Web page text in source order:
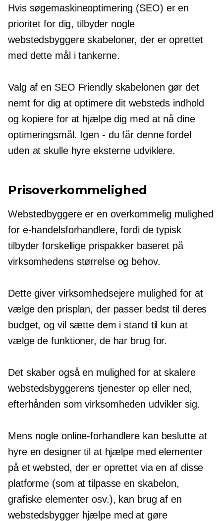
Hvis søgemaskineoptimering (SEO) er en
prioritet for dig, tilbyder nogle
webstedsbyggere skabeloner, der er oprettet
med dette mål i tankerne.
Valg af en SEO Friendlyskabelonen gør det
nemt for dig at optimere dit websteds indhold
og kopiere for at hjælpe dig med at nå dine
optimeringsmål. Igen - du får denne fordel
uden at skulle hyre eksterne udviklere.
Prisoverkommelighed
Webstedbyggere er en overkommelig mulighed
for e-handelsforhandlere, fordi de typisk
tilbyder forskellige prispakker baseret på
virksomhedens størrelse og behov.
Dette giver virksomhedsejere mulighed for at
vælge den prisplan, der passer bedst til deres
budget, og vil sætte dem i stand til kun at
vælge de funktioner, de har brug for.
Det skaber også en mulighed for at skalere
webstedsbyggerens tjenester op eller ned,
efterhånden som virksomheden udvikler sig.
Mens nogle online-forhandlere kan beslutte at
hyre en designer til at hjælpe med elementer
på et websted, der er oprettet via en af ​​disse
platforme (som at tilpasse en skabelon,
grafiske elementer osv.), kan brug af en
webstedsbygger hjælpe med at gøre